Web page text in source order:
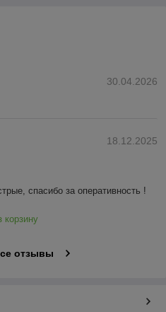
30.04.2026
18.12.2025
спасибо за оперативность !
корзину
отзывы